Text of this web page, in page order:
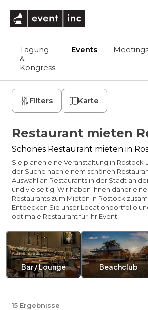
Tagung
&
Kongress
Events
Filters Karte
Restaurant mieten
Schönes Restaurant mieten in
Sie planen eine Veranstaltung in Rostock
der Suche nach einem schönen
Auswahl an Restaurants in der Stadt an
und vielseitig. Wir haben Ihnen daher eine
Restaurants zum Mieten in Rostock
Entdecken Sie unser Locationportfolio
optimale Restaurant für Ihr Event!
Bar / Lounge Beachclub
15 Ergebnisse